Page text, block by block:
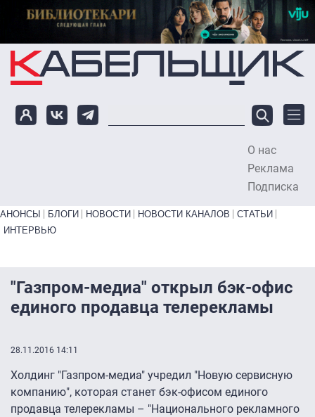
Перейти к основному содержанию
О нас
Реклама
Подписка
Primary links bottom
АНОНСЫ БЛОГИ НОВОСТИ НОВОСТИ КАНАЛОВ
СТАТЬИ
ИНТЕРВЬЮ
"Газпром-медиа" открыл бэк-офис
единого продавца телерекламы
28.11.2016 14:11
Холдинг "Газпром-медиа" учредил "Новую сервисную
компанию", которая станет бэк-офисом единого
продавца телерекламы – "Национального рекламного